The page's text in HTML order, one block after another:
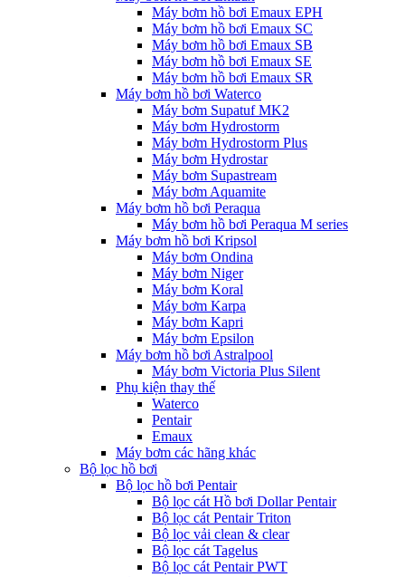
Máy bơm hồ bơi Emaux EPH
Máy bơm hồ bơi Emaux SC
Máy bơm hồ bơi Emaux SB
Máy bơm hồ bơi Emaux SE
Máy bơm hồ bơi Emaux SR
Máy bơm hồ bơi Waterco
Máy bơm Supatuf MK2
Máy bơm Hydrostorm
Máy bơm Hydrostorm Plus
Máy bơm Hydrostar
Máy bơm Supastream
Máy bơm Aquamite
Máy bơm hồ bơi Peraqua
Máy bơm hồ bơi Peraqua M series
Máy bơm hồ bơi Kripsol
Máy bơm Ondina
Máy bơm Niger
Máy bơm Koral
Máy bơm Karpa
Máy bơm Kapri
Máy bơm Epsilon
Máy bơm hồ bơi Astralpool
Máy bơm Victoria Plus Silent
Phụ kiện thay thế
Waterco
Pentair
Emaux
Máy bơm các hãng khác
Bộ lọc hồ bơi
Bộ lọc hồ bơi Pentair
Bộ lọc cát Hồ bơi Dollar Pentair
Bộ lọc cát Pentair Triton
Bộ lọc vải clean & clear
Bộ lọc cát Tagelus
Bộ lọc cát Pentair PWT